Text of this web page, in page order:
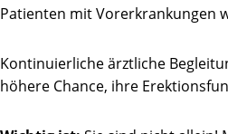
Patienten mit Vorerkrankungen
Kontinuierliche ärztliche
höhere Chance, ihre